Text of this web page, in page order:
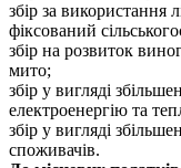
збір за використання
фіксований
збір на розвиток
мито;
збір у вигляді
електроенергію та
збір у вигляді
споживачів.